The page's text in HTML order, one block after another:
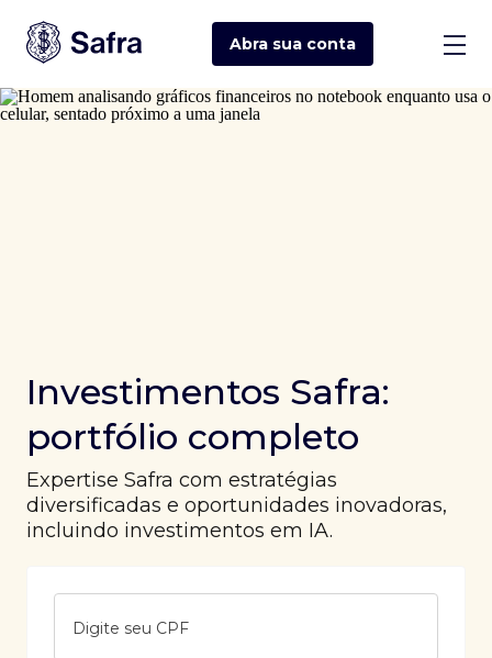
Abra sua conta
Investimentos Safra:
portfólio completo
Expertise Safra com estratégias
diversificadas e oportunidades inovadoras,
incluindo investimentos em IA.
Digite seu CPF